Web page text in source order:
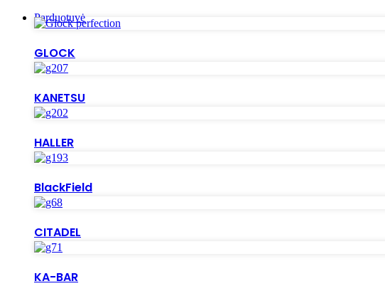
Parduotuvė
GLOCK
KANETSU
HALLER
BlackField
CITADEL
KA-BAR